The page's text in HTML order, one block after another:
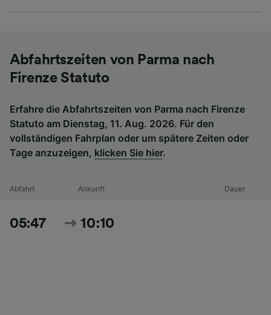
Abfahrtszeiten von Parma nach
Firenze Statuto
Erfahre die Abfahrtszeiten von Parma nach Firenze
Statuto am Dienstag, 11. Aug. 2026. Für den
vollständigen Fahrplan oder um spätere Zeiten oder
Tage anzuzeigen, klicken Sie hier.
Abfahrt Ankunft Dauer
05:47 10:10